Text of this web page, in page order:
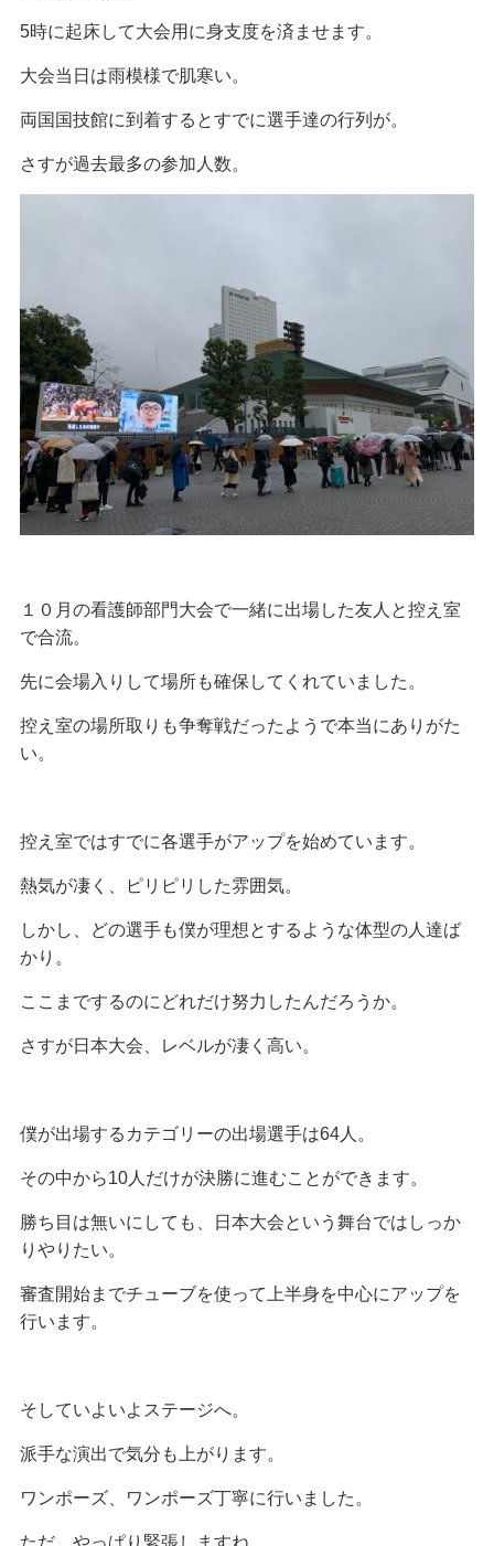
5時に起床して大会用に身支度を済ませます。
大会当日は雨模様で肌寒い。
両国国技館に到着するとすでに選手達の行列が。
さすが過去最多の参加人数。
１０月の看護師部門大会で一緒に出場した友人と控え室
で合流。
先に会場入りして場所も確保してくれていました。
控え室の場所取りも争奪戦だったようで本当にありがた
い。
控え室ではすでに各選手がアップを始めています。
熱気が凄く、ピリピリした雰囲気。
しかし、どの選手も僕が理想とするような体型の人達ば
かり。
ここまでするのにどれだけ努力したんだろうか。
さすが日本大会、レベルが凄く高い。
僕が出場するカテゴリーの出場選手は64人。
その中から10人だけが決勝に進むことができます。
勝ち目は無いにしても、日本大会という舞台ではしっか
りやりたい。
審査開始までチューブを使って上半身を中心にアップを
行います。
そしていよいよステージへ。
派手な演出で気分も上がります。
ワンポーズ、ワンポーズ丁寧に行いました。